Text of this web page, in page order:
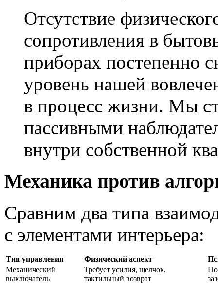
Отсутствие
сопротивления в
приборах постепенно
уровень нашей
в процесс жизни. Мы
пассивными
внутри собственной
Механика против
Сравним два типа
с элементами интерьера:
Тип управления Физический аспект
Механический
выключатель
Требует усилия, щелчок,
тактильный возврат